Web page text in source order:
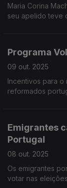
Maria Corina
seu apelido teve
Programa
09 out. 2025
Incentivos para
reformados
Emigrantes
Portugal
08 out. 2025
Os emigrantes
votar nas